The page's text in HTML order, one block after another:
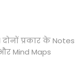
दोनों प्रकार के Notes
Mind Maps